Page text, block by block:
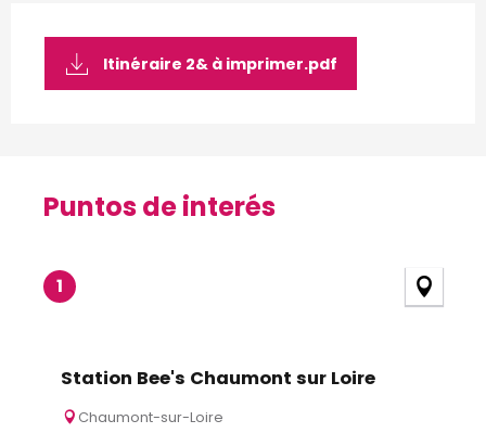
Itinéraire 2& à imprimer.pdf
Puntos de interés
Puntos de interés
1
Station Bee's Chaumont sur Loire
Chaumont-sur-Loire